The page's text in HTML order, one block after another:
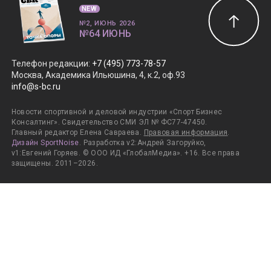
Телефон редакции: +7 (495) 773-78-57
Москва, Академика Ильюшина, 4, к.2, оф.93
info@s-bc.ru
Новости спортивной и деловой индустрии «Спорт Бизнес
Консалтинг». Свидетельство СМИ ЭЛ № ФС77-47450.
Главный редактор Елена Савраева. Правовая информация.
Дизайн SportNoise. Разработка v2:Андрей Загоруйко,
v1:Евгений Горяев. © ООО ИД «ГлобалМедиа». +16. Все права
защищены. 2011–2026.
NEW
№2, ИЮНЬ 2026
№64 ИЮНЬ